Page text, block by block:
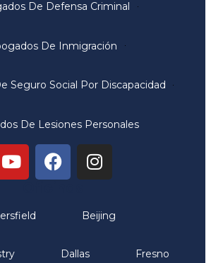
De Defensa Criminal
De Inmigración
Seguro Social Por Discapacidad
De Lesiones Personales
Beijing
Dallas Fresno